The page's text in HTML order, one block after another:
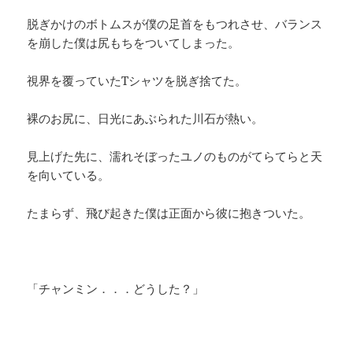
脱ぎかけのボトムスが僕の足首をもつれさせ、バランス
を崩した僕は尻もちをついてしまった。
視界を覆っていたTシャツを脱ぎ捨てた。
裸のお尻に、日光にあぶられた川石が熱い。
見上げた先に、濡れそぼったユノのものがてらてらと天
を向いている。
たまらず、飛び起きた僕は正面から彼に抱きついた。
「チャンミン．．．どうした？」